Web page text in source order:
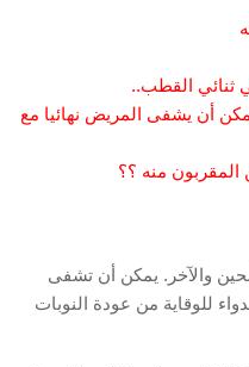
ثنائي القطب..
أن يشفى المريض نهائيا مع
منه ؟؟
والآخر. يمكن أن تشفى
للوقاية من عودة النوبات